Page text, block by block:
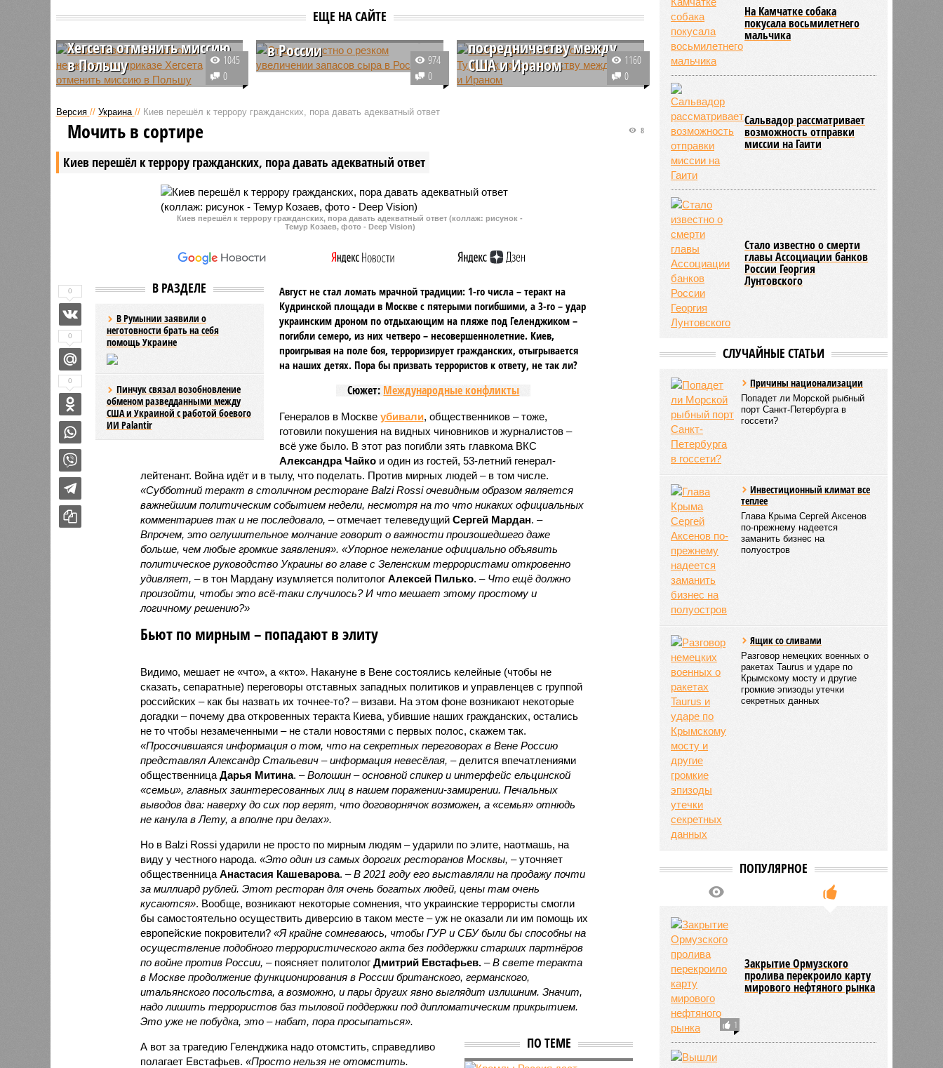
ЕЩЕ НА САЙТЕ
Стало известно о тайном
Хегсета отменить миссию
в Польшу
Министр обороны США Пит
остановил переброску крупного
воинского контингента в Польшу.
неожиданностью как для его
Пентагоне, так и для европейских
союзников по НАТО.
1045
0
Стало известно о резком
в России
В России складские запасы сыра
резко пошли вверх и к началу
отметки в 77,1 тысячи тонн.
существенный рост собственной
Белоруссии.
974
0
Стало известно о
посредничеству между
США и Ираном
Анкара сигнализирует о своей
запущено.
1160
0
Версия // Украина // Киев перешёл к террору гражданских, пора давать адекватный ответ
Киев перешёл к террору гражданских, пора давать адекватный ответ
8
Мочить в сортире
Киев перешёл к террору гражданских, пора давать адекватный ответ (коллаж: рисунок -
Темур Козаев, фото - Deep Vision)
В РАЗДЕЛЕ
В Румынии заявили о
неготовности брать на себя
помощь Украине
Пинчук связал возобновление
обменом разведданными между
США и Украиной с работой боевого
ИИ Palantir
Август не стал ломать мрачной традиции: 1-го числа – теракт на
Кудринской площади в Москве с пятерыми погибшими, а 3-го – удар
украинским дроном по отдыхающим на пляже под Геленджиком –
погибли семеро, из них четверо – несовершеннолетние. Киев,
проигрывая на поле боя, терроризирует гражданских, отыгрывается
на наших детях. Пора бы призвать террористов к ответу, не так ли?
Сюжет: Международные конфликты
Генералов в Москве убивали, общественников – тоже,
готовили покушения на видных чиновников и журналистов –
всё уже было. В этот раз погибли зять главкома ВКС
Александра Чайкои один из гостей, 53-летний генерал-
лейтенант. Война идёт и в тылу, что поделать. Против мирных людей – в том числе.
«Субботний теракт в столичном ресторане Balzi Rossi очевидным образом является
важнейшим политическим событием недели, несмотря на то что никаких официальных
комментариев так и не последовало, – отмечает телеведущий Сергей Мардан. –
Впрочем, это оглушительное молчание говорит о важности произошедшего даже
больше, чем любые громкие заявления». «Упорное нежелание официально объявить
политическое руководство Украины во главе с Зеленским террористами откровенно
удивляет, – в тон Мардану изумляется политолог Алексей Пилько. – Что ещё должно
произойти, чтобы это всё-таки случилось? И что мешает этому простому и
логичному решению?»
Бьют по мирным – попадают в элиту
Видимо, мешает не «что», а «кто». Накануне в Вене состоялись келейные (чтобы не
сказать, сепаратные) переговоры отставных западных политиков и управленцев с группой
российских – как бы назвать их точнее-то? – визави. На этом фоне возникают некоторые
догадки – почему два откровенных теракта Киева, убившие наших гражданских, остались
не то чтобы незамеченными – не стали новостями с первых полос, скажем так.
«Просочившаяся информация о том, что на секретных переговорах в Вене Россию
представлял Александр Стальевич – информация невесёлая, – делится впечатлениями
общественница Дарья Митина. –Волошин – основной спикер и интерфейс ельцинской
«семьи», главных заинтересованных лиц в нашем поражении-замирении. Печальных
выводов два: наверху до сих пор верят, что договорнячок возможен, а «семья» отнюдь
не канула в Лету, а вполне при делах».
Но в Balzi Rossi ударили не просто по мирным людям – ударили по элите, наотмашь, на
виду у честного народа. «Это один из самых дорогих ресторанов Москвы, – уточняет
общественница Анастасия Кашеварова. –В 2021 году его выставляли на продажу почти
за миллиард рублей. Этот ресторан для очень богатых людей, цены там очень
кусаются». Вообще, возникают некоторые сомнения, что украинские террористы смогли
бы самостоятельно осуществить диверсию в таком месте – уж не оказали ли им помощь их
европейские покровители? «Я крайне сомневаюсь, чтобы ГУР и СБУ были бы способны на
осуществление подобного террористического акта без поддержки старших партнёров
по войне против России, – поясняет политолог Дмитрий Евстафьев.–В свете теракта
в Москве продолжение функционирования в России британского, германского,
итальянского посольства, а возможно, и пары других явно выглядит излишним. Значит,
надо лишить террористов баз тыловой поддержки под дипломатическим прикрытием.
Это уже не побудка, это – набат, пора просыпаться».
ПО ТЕМЕ
А вот за трагедию Геленджика надо отомстить, справедливо
полагает Евстафьев. «Просто нельзя не отомстить.
0
0
0
На Камчатке собака
покусала восьмилетнего
мальчика
Сальвадор рассматривает
возможность отправки
миссии на Гаити
Стало известно о смерти
главы Ассоциации банков
России Георгия
Лунтовского
СЛУЧАЙНЫЕ СТАТЬИ
Причины национализации
Попадет ли Морской рыбный
порт Санкт-Петербурга в
госсети?
Инвестиционный климат все
теплее
Глава Крыма Сергей Аксенов
по-прежнему надеется
заманить бизнес на
полуостров
Ящик со сливами
Разговор немецких военных о
ракетах Taurus и ударе по
Крымскому мосту и другие
громкие эпизоды утечки
секретных данных
ПОПУЛЯРНОЕ
1
Закрытие Ормузского
пролива перекроило карту
мирового нефтяного рынка